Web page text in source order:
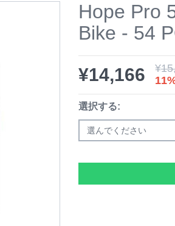
Hope Pro
Bike - 54
¥14,166 ¥
選択する:
選んでください